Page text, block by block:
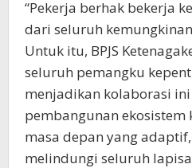
“Pekerja berhak bekerja
dari seluruh
Untuk itu, BPJS
seluruh pemangku
menjadikan kolaborasi
pembangunan ekosistem
masa depan yang
melindungi seluruh